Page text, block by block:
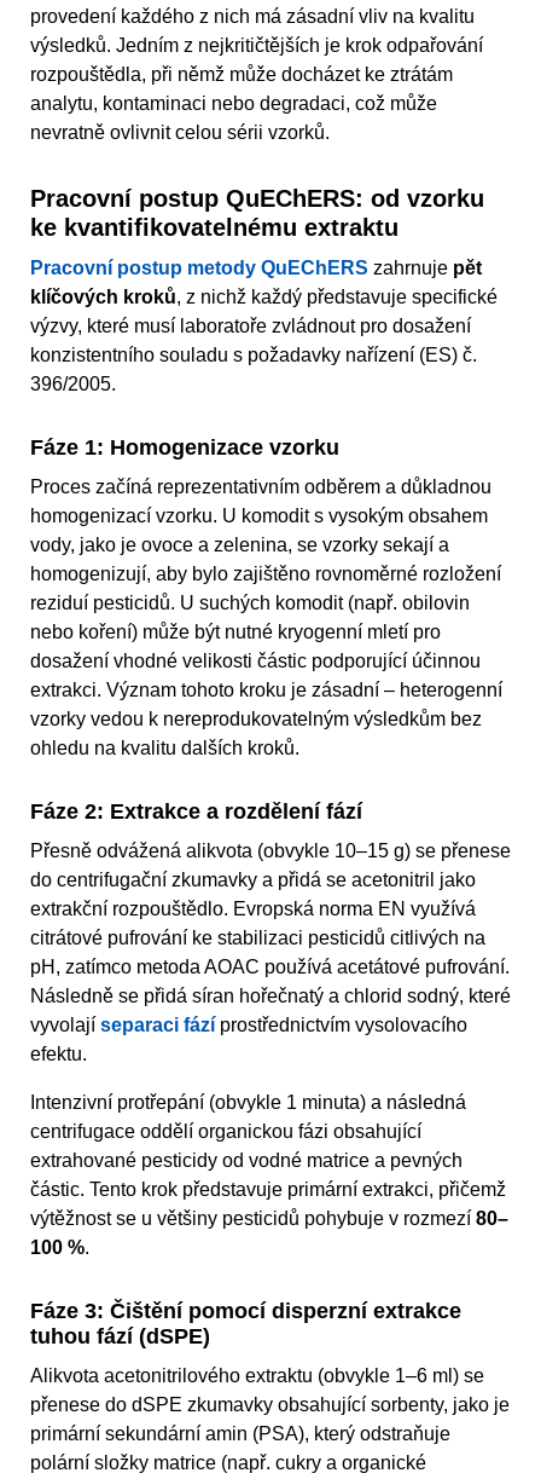
provedení každého z nich má zásadní vliv na kvalitu
výsledků. Jedním z nejkritičtějších je krok odpařování
rozpouštědla, při němž může docházet ke ztrátám
analytu, kontaminaci nebo degradaci, což může
nevratně ovlivnit celou sérii vzorků.
Pracovní postup QuEChERS: od vzorku
ke kvantifikovatelnému extraktu
Pracovní postup metody QuEChERS zahrnuje pět
klíčových kroků, z nichž každý představuje specifické
výzvy, které musí laboratoře zvládnout pro dosažení
konzistentního souladu s požadavky nařízení (ES) č.
396/2005.
Fáze 1: Homogenizace vzorku
Proces začíná reprezentativním odběrem a důkladnou
homogenizací vzorku. U komodit s vysokým obsahem
vody, jako je ovoce a zelenina, se vzorky sekají a
homogenizují, aby bylo zajištěno rovnoměrné rozložení
reziduí pesticidů. U suchých komodit (např. obilovin
nebo koření) může být nutné kryogenní mletí pro
dosažení vhodné velikosti částic podporující účinnou
extrakci. Význam tohoto kroku je zásadní – heterogenní
vzorky vedou k nereprodukovatelným výsledkům bez
ohledu na kvalitu dalších kroků.
Fáze 2: Extrakce a rozdělení fází
Přesně odvážená alikvota (obvykle 10–15 g) se přenese
do centrifugační zkumavky a přidá se acetonitril jako
extrakční rozpouštědlo. Evropská norma EN využívá
citrátové pufrování ke stabilizaci pesticidů citlivých na
pH, zatímco metoda AOAC používá acetátové pufrování.
Následně se přidá síran hořečnatý a chlorid sodný, které
vyvolají separaci fází prostřednictvím vysolovacího
efektu.
Intenzivní protřepání (obvykle 1 minuta) a následná
centrifugace oddělí organickou fázi obsahující
extrahované pesticidy od vodné matrice a pevných
částic. Tento krok představuje primární extrakci, přičemž
výtěžnost se u většiny pesticidů pohybuje v rozmezí 80–
100 %.
Fáze 3: Čištění pomocí disperzní extrakce
tuhou fází (dSPE)
Alikvota acetonitrilového extraktu (obvykle 1–6 ml) se
přenese do dSPE zkumavky obsahující sorbenty, jako je
primární sekundární amin (PSA), který odstraňuje
polární složky matrice (např. cukry a organické